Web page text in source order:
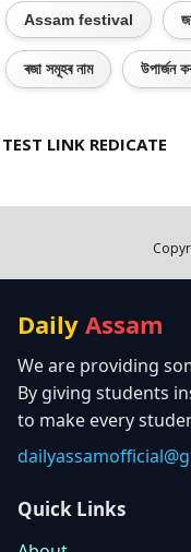
Assam festival
ৰজা সমূহৰ নাম উপাৰ্জন
TEST LINK REDICATE
Daily Assam
We are providing
By giving students
to make every
Quick Links